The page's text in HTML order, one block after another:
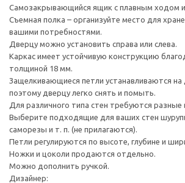
Cамозакрывающийся ящик с плавным ходом
Съемная полка – организуйте место для
вашими потребностями.
Дверцу можно установить справа или слева.
Каркас имеет устойчивую конструкцию
толщиной 18 мм.
Защелкивающиеся петли устанавливаются на
поэтому дверцу легко снять и помыть.
Для различного типа стен требуются разные
Выберите подходящие для ваших стен
саморезы и т. п. (не прилагаются).
Петли регулируются по высоте, глубине и
Ножки и цоколи продаются отдельно.
Можно дополнить ручкой.
Дизайнер: